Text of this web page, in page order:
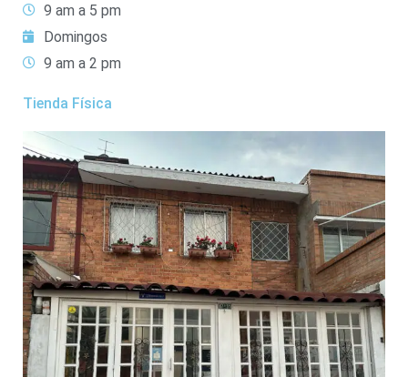
9 am a 5 pm
Domingos
9 am a 2 pm
Tienda Física